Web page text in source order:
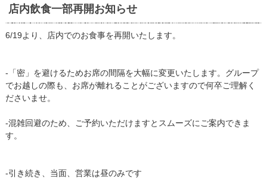
店内飲食一部再開お知らせ
6/19より、店内でのお食事を再開いたします。
-「密」を避けるためお席の間隔を大幅に変更いたします。グループ
でお越しの際も、お席が離れることがございますので何卒ご理解く
ださいませ。
-混雑回避のため、ご予約いただけますとスムーズにご案内できま
す。
-引き続き、当面、営業は昼のみです